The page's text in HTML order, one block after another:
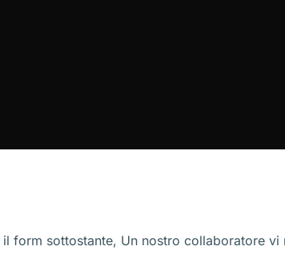
sottostante, Un nostro collaboratore vi